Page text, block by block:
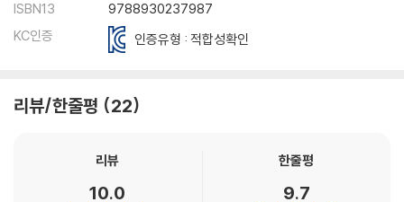
ISBN13
9788930237987
KC인증
인증유형 : 적합성확인
리뷰/한줄평 22
리뷰
10.0
한줄평
9.7